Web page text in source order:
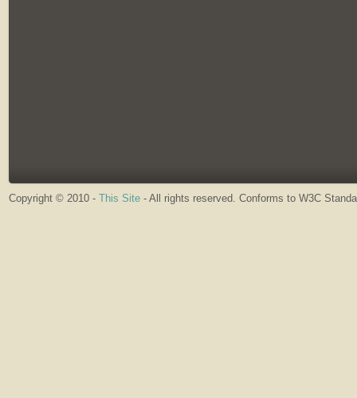
Copyright © 2010 - This Site - All rights reserved. Conforms to W3C